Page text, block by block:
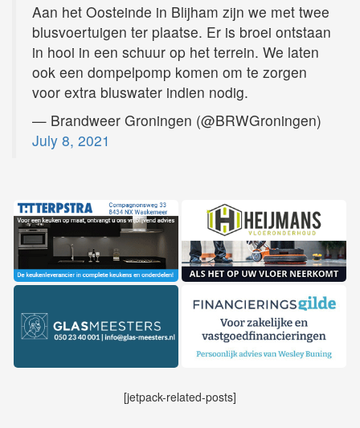
Aan het Oosteinde in Blijham zijn we met twee
blusvoertuigen ter plaatse. Er is broei ontstaan
in hooi in een schuur op het terrein. We laten
ook een dompelpomp komen om te zorgen
voor extra bluswater indien nodig.
— Brandweer Groningen (@BRWGroningen)
July 8, 2021
[jetpack-related-posts]